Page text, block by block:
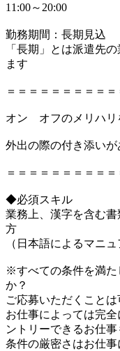
11:00～20:00
勤務期間：長期見込
「長期」とは派遣先
ます
＝＝＝＝＝＝＝＝＝＝
オン オフのメリハリ
外出の際の付き添いが
＝＝＝＝＝＝＝＝＝＝
◆必須スキル
業務上、漢字を含む
方
（日本語によるマニ
※すべての条件を満た
か？
ご応募いただくことは
お仕事によっては完
ントリーできるお仕事
条件の厳密さはお仕